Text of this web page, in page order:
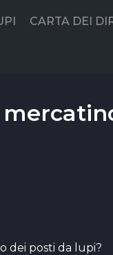
CARTA DEI
dei posti da lupi?